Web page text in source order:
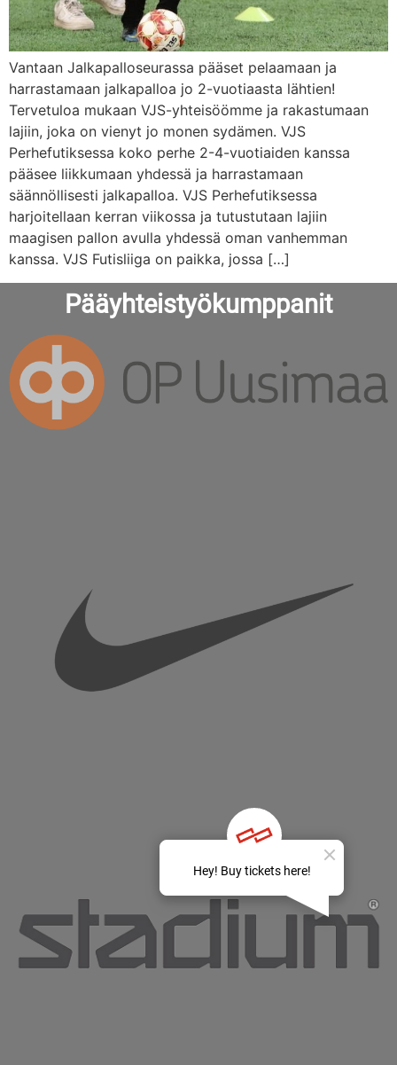
Vantaan Jalkapalloseurassa pääset pelaamaan ja
harrastamaan jalkapalloa jo 2-vuotiaasta lähtien!
Tervetuloa mukaan VJS-yhteisöömme ja rakastumaan
lajiin, joka on vienyt jo monen sydämen. VJS
Perhefutiksessa koko perhe 2-4-vuotiaiden kanssa
pääsee liikkumaan yhdessä ja harrastamaan
säännöllisesti jalkapalloa. VJS Perhefutiksessa
harjoitellaan kerran viikossa ja tutustutaan lajiin
maagisen pallon avulla yhdessä oman vanhemman
kanssa. VJS Futisliiga on paikka, jossa […]
Pääyhteistyökumppanit